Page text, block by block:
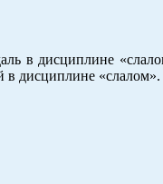
в дисциплине
в дисциплине «слалом».